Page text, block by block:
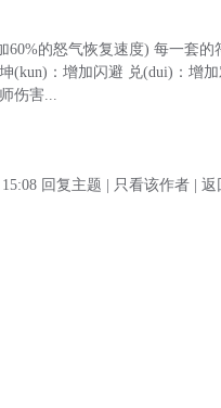
60%的怒气恢复速度) 每一套
(kun)：增加闪避 兑(dui)：增
伤害...
15:08 回复主题 | 只看该作者 |